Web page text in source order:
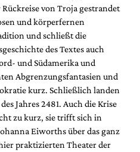
von Troja gestrandet
und körperfernen
und schließt die
des Textes auch
und Südamerika und
Abgrenzungsfantasien und
kurz. Schließlich landen
Jahres 2481. Auch die Krise
zu kurz, sie trifft sich in
Eiworths über das ganz
praktizierten Theater der